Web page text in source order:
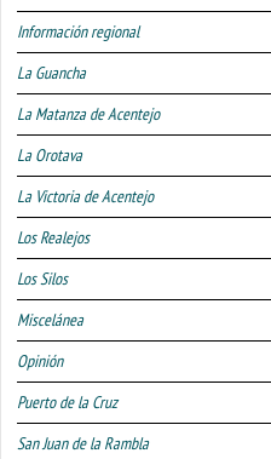
Información regional
La Guancha
La Matanza de Acentejo
La Orotava
La Victoria de Acentejo
Los Realejos
Los Silos
Miscelánea
Opinión
Puerto de la Cruz
San Juan de la Rambla